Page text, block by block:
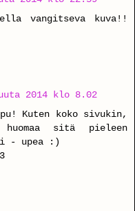
vangitseva kuva!!
2014 klo 8.02
Kuten koko sivukin,
sitä pieleen
- upea :)